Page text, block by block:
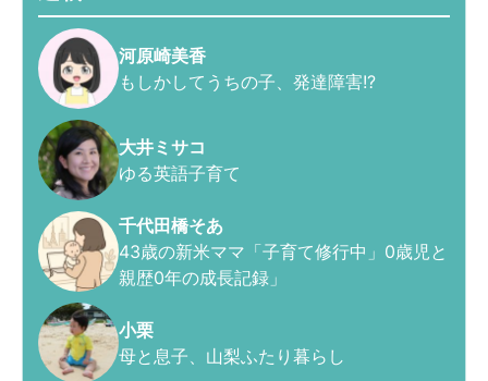
河原崎美香
もしかしてうちの子、発達障害!?
大井ミサコ
ゆる英語子育て
千代田橋そあ
43歳の新米ママ「子育て修行中」0歳児と
親歴0年の成長記録」
小栗
母と息子、山梨ふたり暮らし